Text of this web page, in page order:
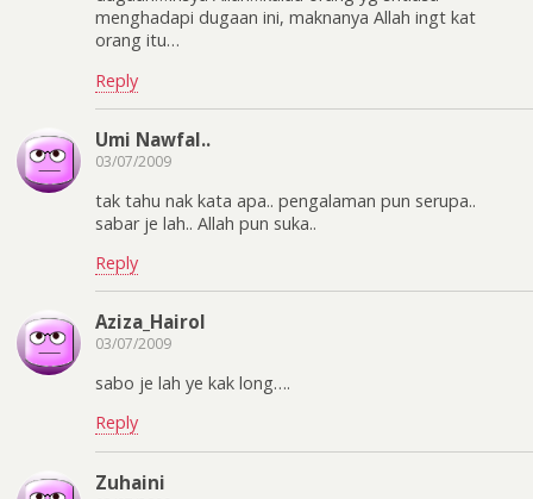
menghadapi dugaan ini, maknanya Allah ingt kat
orang itu…
Reply
Umi Nawfal..
03/07/2009
tak tahu nak kata apa.. pengalaman pun serupa..
sabar je lah.. Allah pun suka..
Reply
Aziza_Hairol
03/07/2009
sabo je lah ye kak long….
Reply
Zuhaini